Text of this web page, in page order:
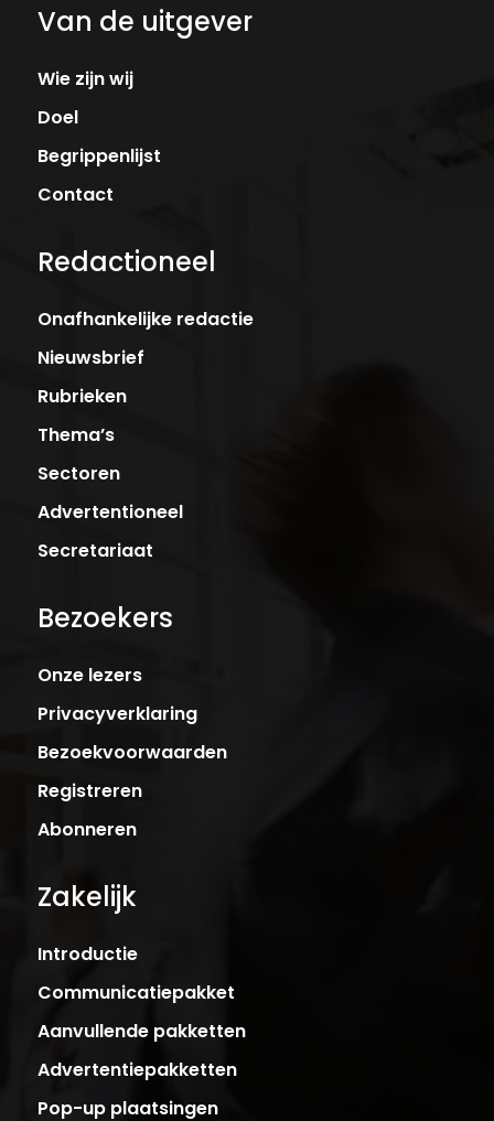
Van de uitgever
Wie zijn wij
Doel
Begrippenlijst
Contact
Redactioneel
Onafhankelijke redactie
Nieuwsbrief
Rubrieken
Thema’s
Sectoren
Advertentioneel
Secretariaat
Bezoekers
Onze lezers
Privacyverklaring
Bezoekvoorwaarden
Registreren
Abonneren
Zakelijk
Introductie
Communicatiepakket
Aanvullende pakketten
Advertentiepakketten
Pop-up plaatsingen